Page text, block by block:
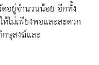
ดอยู่จำนวนน้อย อีกทั้ง
ไม่เพียงพอและสะดวก
ษุสงฆ์และ